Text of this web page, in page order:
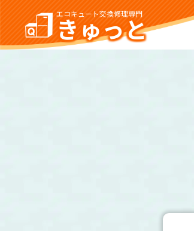
エコキュート交換修理専門
きゅっと